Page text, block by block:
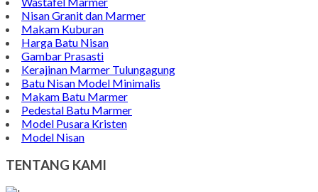
Contoh Bongpay Kristen
Contoh Vandel Marmer
Makam Marmer Islam
Prasasti Marmer Jumbo
Contoh Nisan Model Muslim
Batu Nisan Minimalis
Kijing Makam Marmer
Contoh Makam Granit
Kijing Islam Marmer
Prasasti Nisan
Makam Marmer
Contoh Prasasti Peresmian
Wastafel Marmer